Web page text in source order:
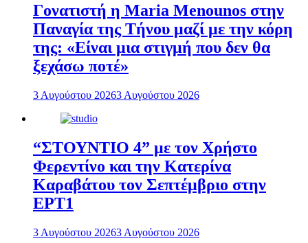
Γονατιστή η Maria Menounos στην
Παναγία της Τήνου μαζί με την κόρη
της: «Είναι μια στιγμή που δεν θα
ξεχάσω ποτέ»
3 Αυγούστου 20263 Αυγούστου 2026
“ΣΤΟΥΝΤΙΟ 4” με τον Χρήστο
Φερεντίνο και την Κατερίνα
Καραβάτου τον Σεπτέμβριο στην
ΕΡΤ1
3 Αυγούστου 20263 Αυγούστου 2026